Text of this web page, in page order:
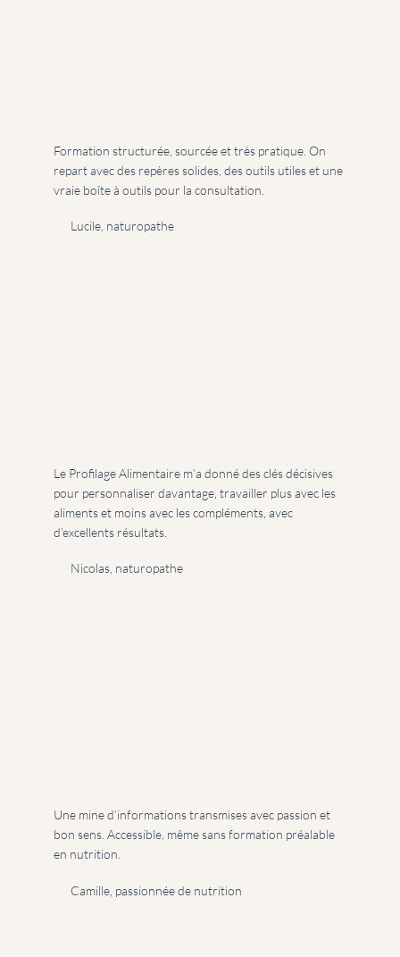
Formation structurée, sourcée et très pratique. On
repart avec des repères solides, des outils utiles et une
vraie boîte à outils pour la consultation.
Lucile, naturopathe
Le Profilage Alimentaire m’a donné des clés décisives
pour personnaliser davantage, travailler plus avec les
aliments et moins avec les compléments, avec
d’excellents résultats.
Nicolas, naturopathe
Une mine d’informations transmises avec passion et
bon sens. Accessible, même sans formation préalable
en nutrition.
Camille, passionnée de nutrition